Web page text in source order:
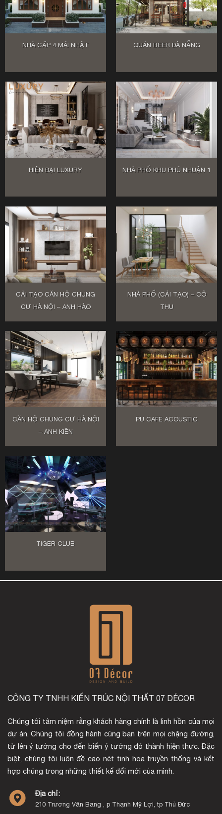
NHÀ CẤP 4 MÁI NHẬT QUÁN BEER ĐÀ NẴNG
HIỆN ĐẠI LUXURY NHÀ PHỐ KHU PHÚ NHUẬN 1
CẢI TẠO CĂN HỘ CHUNG
CƯ HÀ NỘI – ANH HÀO
NHÀ PHỐ (CẢI TẠO) – CÔ
THU
CĂN HỘ CHUNG CƯ HÀ NỘI
– ANH KIÊN
PU CAFE ACOUSTIC
TIGER CLUB
CÔNG TY TNHH KIẾN TRÚC NỘI THẤT 07 DÉCOR
Chúng tôi tâm niệm rằng khách hàng chính là linh hồn của mọi
dự án. Chúng tôi đồng hành cùng bạn trên mọi chặng đường,
từ lên ý tưởng cho đến biến ý tưởng đó thành hiện thực. Đặc
biệt, chúng tôi luôn đề cao nét tinh hoa truyền thống và kết
hợp chúng trong những thiết kế đổi mới của mình.
Địa chỉ:
210 Trương Văn Bang , p Thạnh Mỹ Lợi, tp Thủ Đức